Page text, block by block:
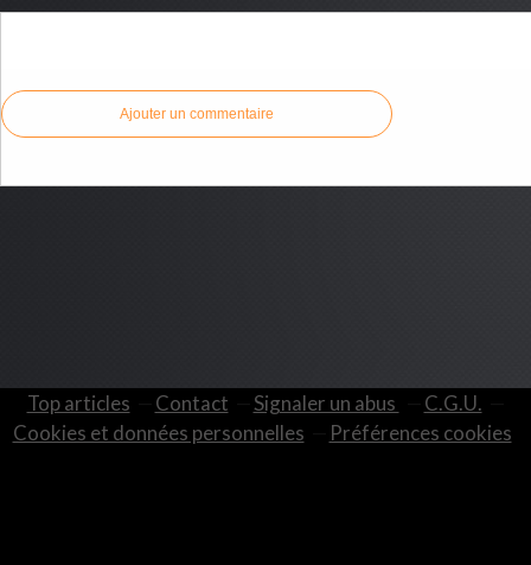
Ajouter un commentaire
Top articles Contact Signaler un abus
C.G.U.
Cookies et données personnelles
Préférences cookies